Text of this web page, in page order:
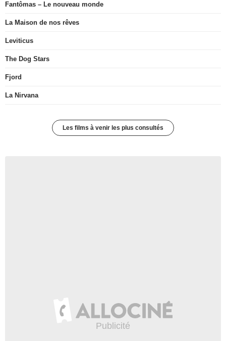
Fantômas – Le nouveau monde
La Maison de nos rêves
Leviticus
The Dog Stars
Fjord
La Nirvana
Les films à venir les plus consultés